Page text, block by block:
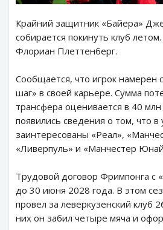
Крайний защитник «Байера»
собирается покинуть клуб
Флориан Плеттенберг.
Сообщается, что игрок намерен
шаг» в своей карьере. Сумма
трансфера оценивается в 40
появились сведения о том, что в
заинтересованы «Реал»,
«Ливерпуль» и «Манчестер
Трудовой договор Фримпонга с
до 30 июня 2028 года. В этом
провел за леверкузенский клуб
них он забил четыре мяча и